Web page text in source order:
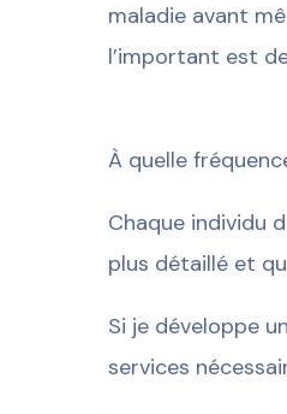
maladie avant
l’important est
À quelle
Chaque individu
plus détaillé et
Si je développe
services